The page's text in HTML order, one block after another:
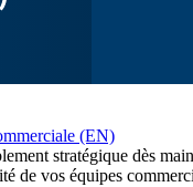
(EN)
stratégique dès
de vos équipes